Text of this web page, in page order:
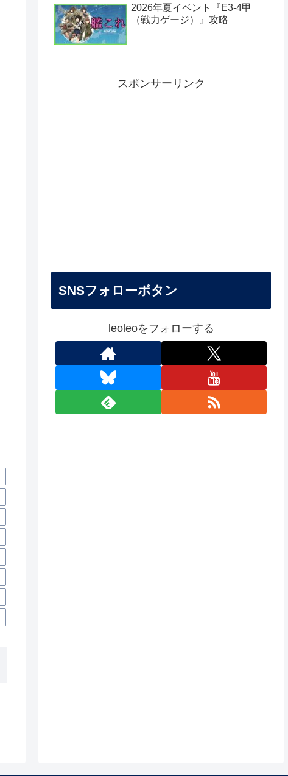
2026年夏イベント『E3-4甲
（戦力ゲージ）』攻略
スポンサーリンク
SNSフォローボタン
leoleoをフォローする